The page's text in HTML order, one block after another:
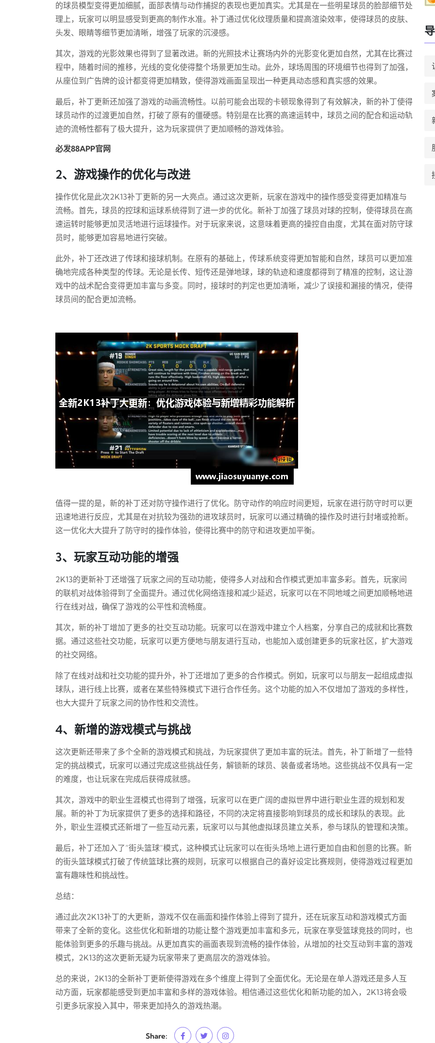
的球员模型变得更加细腻，面部表情与动作捕捉的表现也更加真实。尤其是在一些明星球员的脸部细节处
理上，玩家可以明显感受到更高的制作水准。补丁通过优化纹理质量和提高渲染效率，使得球员的皮肤、
头发、眼睛等细节更加清晰，增强了玩家的沉浸感。
其次，游戏的光影效果也得到了显著改进。新的光照技术让赛场内外的光影变化更加自然，尤其在比赛过
程中，随着时间的推移，光线的变化使得整个场景更加生动。此外，球场周围的环境细节也得到了加强，
从座位到广告牌的设计都变得更加精致，使得游戏画面呈现出一种更具动态感和真实感的效果。
最后，补丁更新还加强了游戏的动画流畅性。以前可能会出现的卡顿现象得到了有效解决，新的补丁使得
球员动作的过渡更加自然，打破了原有的僵硬感。特别是在比赛的高速运转中，球员之间的配合和运动轨
迹的流畅性都有了极大提升，这为玩家提供了更加顺畅的游戏体验。
必发88APP官网
2、游戏操作的优化与改进
操作优化是此次2K13补丁更新的另一大亮点。通过这次更新，玩家在游戏中的操作感受变得更加精准与
流畅。首先，球员的控球和运球系统得到了进一步的优化。新补丁加强了球员对球的控制，使得球员在高
速运转时能够更加灵活地进行运球操作。对于玩家来说，这意味着更高的操控自由度，尤其在面对防守球
员时，能够更加容易地进行突破。
此外，补丁还改进了传球和接球机制。在原有的基础上，传球系统变得更加智能和自然，球员可以更加准
确地完成各种类型的传球。无论是长传、短传还是弹地球，球的轨迹和速度都得到了精准的控制，这让游
戏中的战术配合变得更加丰富与多变。同时，接球时的判定也更加清晰，减少了误接和漏接的情况，使得
球员间的配合更加流畅。
值得一提的是，新的补丁还对防守操作进行了优化。防守动作的响应时间更短，玩家在进行防守时可以更
迅速地进行反应，尤其是在对抗较为强劲的进攻球员时，玩家可以通过精确的操作及时进行封堵或抢断。
这一优化大大提升了防守时的操作体验，使得比赛中的防守和进攻更加平衡。
3、玩家互动功能的增强
2K13的更新补丁还增强了玩家之间的互动功能，使得多人对战和合作模式更加丰富多彩。首先，玩家间
的联机对战体验得到了全面提升。通过优化网络连接和减少延迟，玩家可以在不同地域之间更加顺畅地进
行在线对战，确保了游戏的公平性和流畅度。
其次，新的补丁增加了更多的社交互动功能。玩家可以在游戏中建立个人档案，分享自己的成就和比赛数
据。通过这些社交功能，玩家可以更方便地与朋友进行互动，也能加入或创建更多的玩家社区，扩大游戏
的社交网络。
除了在线对战和社交功能的提升外，补丁还增加了更多的合作模式。例如，玩家可以与朋友一起组成虚拟
球队，进行线上比赛，或者在某些特殊模式下进行合作任务。这个功能的加入不仅增加了游戏的多样性，
也大大提升了玩家之间的协作性和交流性。
4、新增的游戏模式与挑战
这次更新还带来了多个全新的游戏模式和挑战，为玩家提供了更加丰富的玩法。首先，补丁新增了一些特
定的挑战模式，玩家可以通过完成这些挑战任务，解锁新的球员、装备或者场地。这些挑战不仅具有一定
的难度，也让玩家在完成后获得成就感。
其次，游戏中的职业生涯模式也得到了增强，玩家可以在更广阔的虚拟世界中进行职业生涯的规划和发
展。新的补丁为玩家提供了更多的选择和路径，不同的决定将直接影响到球员的成长和球队的表现。此
外，职业生涯模式还新增了一些互动元素，玩家可以与其他虚拟球员建立关系，参与球队的管理和决策。
最后，补丁还加入了“街头篮球”模式，这种模式让玩家可以在街头场地上进行更加自由和创意的比赛。新
的街头篮球模式打破了传统篮球比赛的规则，玩家可以根据自己的喜好设定比赛规则，使得游戏过程更加
富有趣味性和挑战性。
总结：
通过此次2K13补丁的大更新，游戏不仅在画面和操作体验上得到了提升，还在玩家互动和游戏模式方面
带来了全新的变化。这些优化和新增的功能让整个游戏更加丰富和多元，玩家在享受篮球竞技的同时，也
能体验到更多的乐趣与挑战。从更加真实的画面表现到流畅的操作体验，从增加的社交互动到丰富的游戏
模式，2K13的这次更新无疑为玩家带来了更高层次的游戏体验。
总的来说，2K13的全新补丁更新使得游戏在多个维度上得到了全面优化。无论是在单人游戏还是多人互
动方面，玩家都能感受到更加丰富和多样的游戏体验。相信通过这些优化和新功能的加入，2K13将会吸
引更多玩家投入其中，带来更加持久的游戏热潮。
Share: